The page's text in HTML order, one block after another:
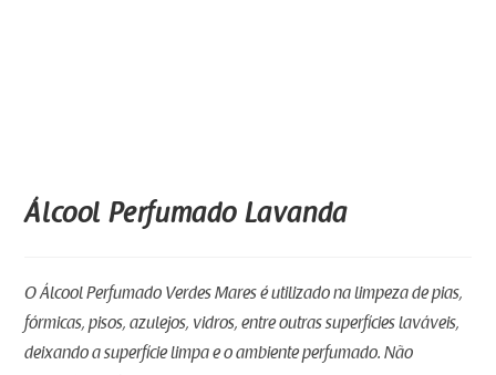
Álcool Perfumado Lavanda
O Álcool Perfumado Verdes Mares é utilizado na limpeza de pias,
fórmicas, pisos, azulejos, vidros, entre outras superfícies laváveis,
deixando a superfície limpa e o ambiente perfumado. Não